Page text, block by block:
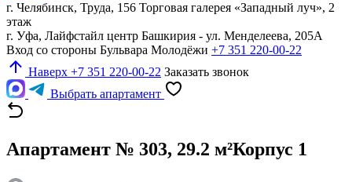
г. Челябинск, Труда, 156 Торговая галерея «Западный луч», 2
этаж
г. Уфа, Лайфстайл центр Башкирия - ул. Менделеева, 205А
Вход со стороны Бульвара Молодёжи +7 351 220-00-22
Наверх +7 351 220-00-22 Заказать звонок
Выбрать апартамент
Апартамент № 303, 29.2 м²Корпус 1